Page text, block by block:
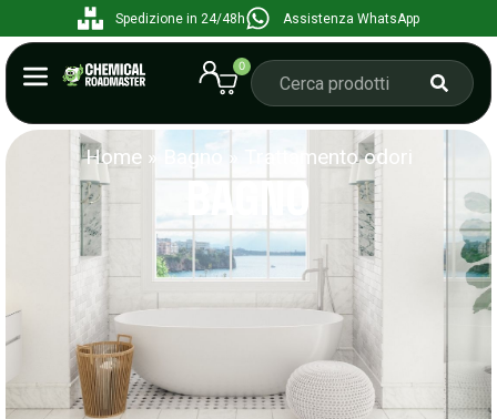
Spedizione in 24/48h Assistenza WhatsApp
0
Home» Bagno » Trattamento odori
BAGNO